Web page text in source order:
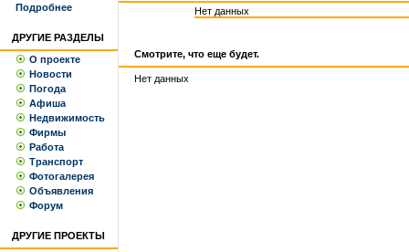
Подробнее
ДРУГИЕ РАЗДЕЛЫ
О проекте
Новости
Погода
Афиша
Недвижимость
Фирмы
Работа
Транспорт
Фотогалерея
Объявления
Форум
ДРУГИЕ ПРОЕКТЫ
Нет данных
Смотрите, что еще будет.
Нет данных